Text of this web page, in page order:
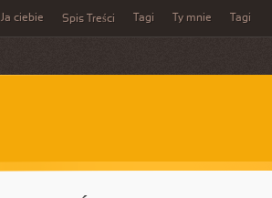
Ja ciebie Spis Treści Tagi Ty mnie Tagi